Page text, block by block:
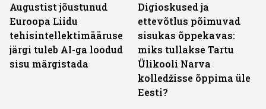
Augustist jõustunud
Euroopa Liidu
tehisintellektimääruse
järgi tuleb AI-ga loodud
sisu märgistada
Digioskused ja
ettevõtlus põimuvad
sisukas õppekavas:
miks tullakse Tartu
Ülikooli Narva
kolledžisse õppima üle
Eesti?